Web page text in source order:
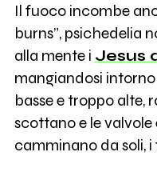
Il fuoco incombe
burns”, psichedelia
alla mente i Jesus
mangiandosi
basse e troppo alte,
scottano e le valvole
camminano da soli,